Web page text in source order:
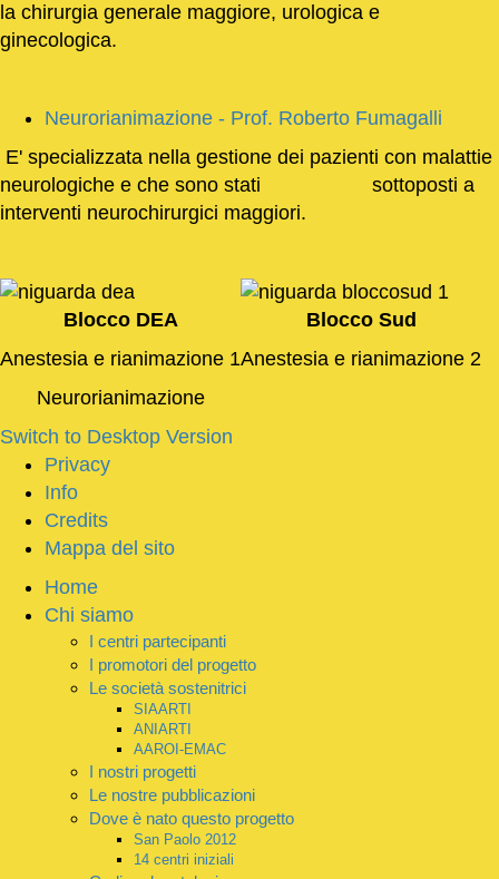
la chirurgia generale maggiore, urologica e
ginecologica.
Neurorianimazione - Prof. Roberto Fumagalli
E' specializzata nella gestione dei pazienti con malattie
neurologiche e che sono stati sottoposti a
interventi neurochirurgici maggiori.
Blocco DEA
Anestesia e rianimazione 1
Neurorianimazione
Blocco Sud
Anestesia e rianimazione 2
Switch to Desktop Version
Privacy
Info
Credits
Mappa del sito
Home
Chi siamo
I centri partecipanti
I promotori del progetto
Le società sostenitrici
SIAARTI
ANIARTI
AAROI-EMAC
I nostri progetti
Le nostre pubblicazioni
Dove è nato questo progetto
San Paolo 2012
14 centri iniziali